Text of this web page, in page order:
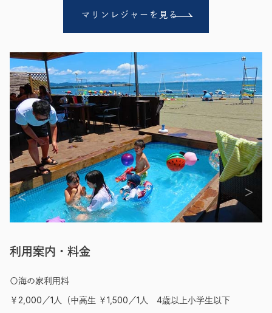
マリンレジャーを見る
利用案内・料金
〇海の家利用料
￥2,000／1人（中高生 ￥1,500／1人 4歳以上小学生以下